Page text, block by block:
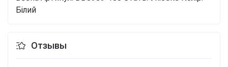
Білий
Отзывы